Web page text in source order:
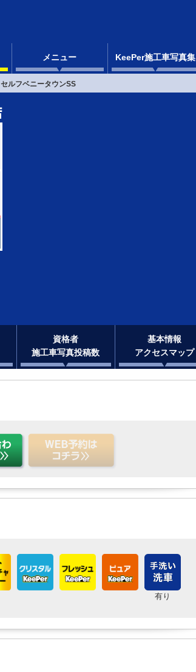
メニュー KeePer施工車写真集
セルフベニータウンSS
資格者
施工車写真投稿数
基本情報
アクセスマップ
有り